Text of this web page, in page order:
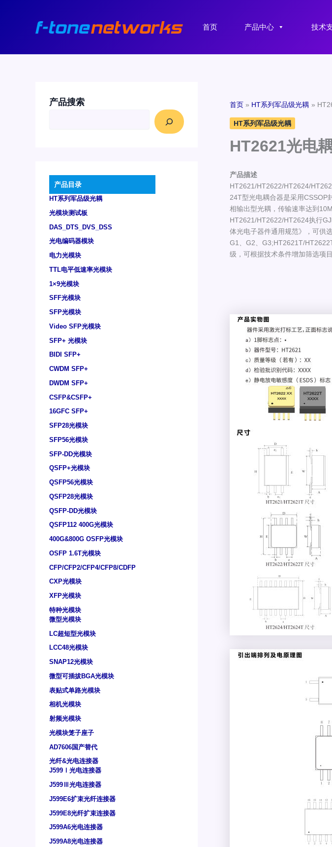
首页 产品中心 技术
产品搜索
产品目录
HT系列军品级光耦
光模块测试板
DAS_DTS_DVS_DSS
光电编码器模块
电力光模块
TTL电平低速率光模块
1×9光模块
SFF光模块
SFP光模块
Video SFP光模块
SFP+ 光模块
BIDI SFP+
CWDM SFP+
DWDM SFP+
CSFP&CSFP+
16GFC SFP+
SFP28光模块
SFP56光模块
SFP-DD光模块
QSFP+光模块
QSFP56光模块
QSFP28光模块
QSFP-DD光模块
QSFP112 400G光模块
400G&800G OSFP光模块
OSFP 1.6T光模块
CFP/CFP2/CFP4/CFP8/CDFP
CXP光模块
XFP光模块
特种光模块
微型光模块
LC超短型光模块
LCC48光模块
SNAP12光模块
微型可插拔BGA光模块
表贴式单路光模块
相机光模块
射频光模块
光模块笼子座子
AD7606国产替代
光纤&光电连接器
J599Ⅰ光电连接器
J599Ⅲ光电连接器
J599E6扩束光纤连接器
J599E8光纤扩束连接器
J599A6光电连接器
J599A8光电连接器
首页 HT系列军品级光耦
HT系列军品级光耦
HT2621光电
产品描述
HT2621/HT2622/HT2624/
24T型光电耦合器是采用CSSOP
相输出型光耦，传输速率达到
HT2621/HT2622/HT2624执行
体光电子器件通用规范》，可供
G1、G2、G3;HT2621T/
级，可根据技术条件增加筛选项目